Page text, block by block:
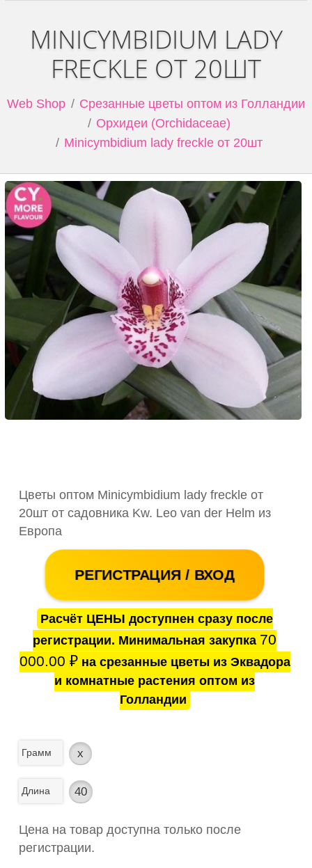
MINICYMBIDIUM LADY
FRECKLE ОТ 20ШТ
Web Shop
Срезанные цветы оптом из Голландии
Орхидеи (Orchidaceae)
Minicymbidium lady freckle от 20шт
Цветы оптом Minicymbidium lady freckle от
20шт от садовника Kw. Leo van der Helm из
Европа
РЕГИСТРАЦИЯ / ВХОД
Расчёт ЦЕНЫ доступнен сразу после
регистрации. Минимальная закупка 70
000.00 ₽на срезанные цветы из Эквадора
и комнатные растения оптом из
Голландии
Грамм x
Длина 40
Цена на товар доступна только после
регистрации.